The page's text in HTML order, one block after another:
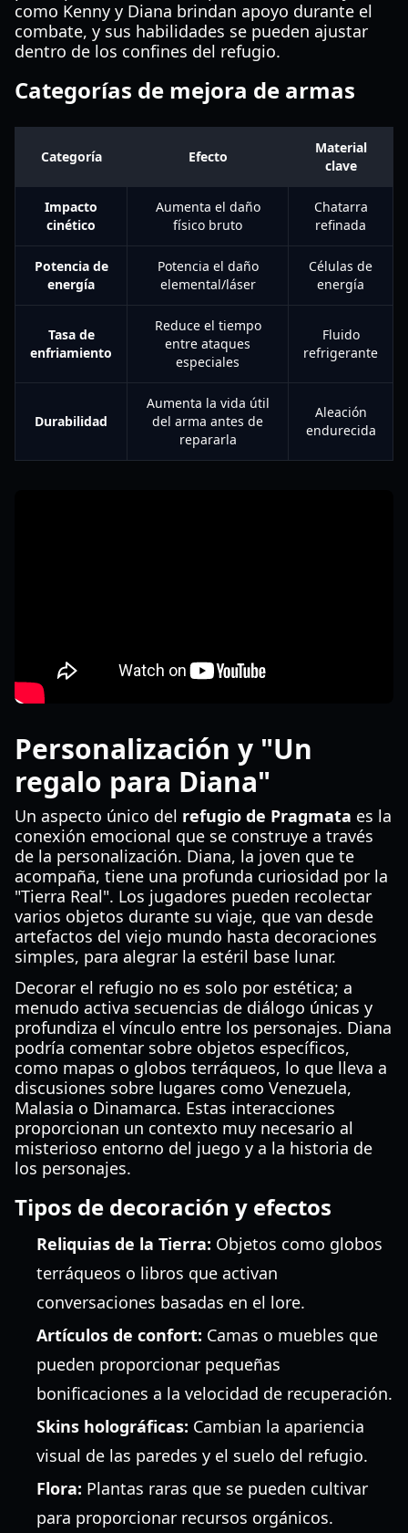
como Kenny y Diana brindan apoyo durante el
combate, y sus habilidades se pueden ajustar
dentro de los confines del refugio.
Categorías de mejora de armas
Categoría Efecto
Material
clave
Impacto
cinético
Aumenta el daño
físico bruto
Chatarra
refinada
Potencia de
energía
Potencia el daño
elemental/láser
Células de
energía
Tasa de
enfriamiento
Reduce el tiempo
entre ataques
especiales
Fluido
refrigerante
Durabilidad
Aumenta la vida útil
del arma antes de
repararla
Aleación
endurecida
Personalización y "Un
regalo para Diana"
Un aspecto único del refugio de Pragmata es la
conexión emocional que se construye a través
de la personalización. Diana, la joven que te
acompaña, tiene una profunda curiosidad por la
"Tierra Real". Los jugadores pueden recolectar
varios objetos durante su viaje, que van desde
artefactos del viejo mundo hasta decoraciones
simples, para alegrar la estéril base lunar.
Decorar el refugio no es solo por estética; a
menudo activa secuencias de diálogo únicas y
profundiza el vínculo entre los personajes. Diana
podría comentar sobre objetos específicos,
como mapas o globos terráqueos, lo que lleva a
discusiones sobre lugares como Venezuela,
Malasia o Dinamarca. Estas interacciones
proporcionan un contexto muy necesario al
misterioso entorno del juego y a la historia de
los personajes.
Tipos de decoración y efectos
Reliquias de la Tierra: Objetos como globos
terráqueos o libros que activan
conversaciones basadas en el lore.
Artículos de confort: Camas o muebles que
pueden proporcionar pequeñas
bonificaciones a la velocidad de recuperación.
Skins holográficas: Cambian la apariencia
visual de las paredes y el suelo del refugio.
Flora: Plantas raras que se pueden cultivar
para proporcionar recursos orgánicos.